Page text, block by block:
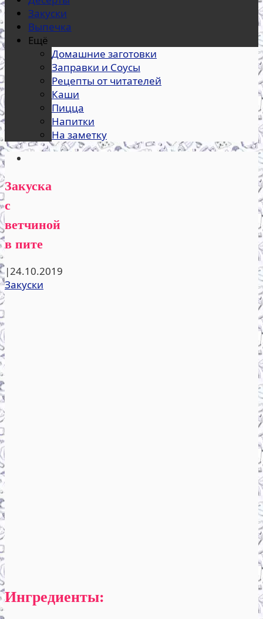
Закуски
Выпечка
Ещё
Домашние заготовки
Заправки и Соусы
Рецепты от читателей
Каши
Пицца
Напитки
На заметку
Закуска
с
ветчиной
в пите
|24.10.2019
Закуски
Ингредиенты: